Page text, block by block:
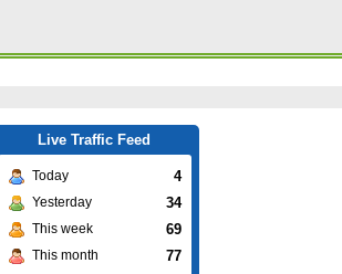
Live Traffic Feed
Today 4
Yesterday 34
This week 69
This month 77